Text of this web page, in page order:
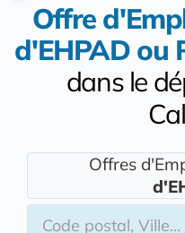
Offre
d'EHPAD ou
dans le
Offres